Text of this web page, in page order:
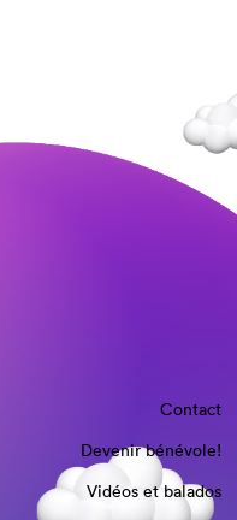
Contact
Devenir bénévole!
Vidéos et balados